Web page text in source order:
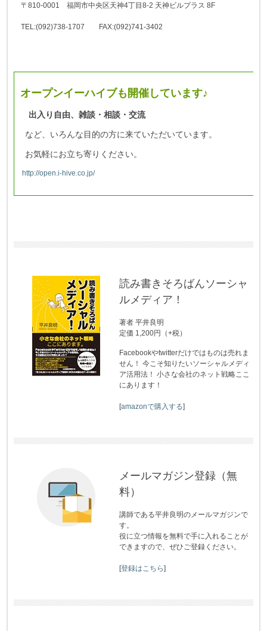
〒810-0001 福岡市中央区天神4丁目8-2 天神ビルプラス 8F
TEL:(092)738-1707 FAX:(092)741-3402
オープンイーハイブも開催しています♪
出入り自由、雑談・相談・交流
など、いろんな目的の方に来ていただいています。
お気軽にお立ち寄りください。
http://open.i-hive.co.jp/
読み書きそろばんソーシャ
ルメディア！
著者 平井良明
定価 1,200円（+税）
Facebookやtwitterだけではものは売れま
せん！ 今こそ知りたいソーシャルメディ
ア活用法！ 小さな会社のネット戦略ここ
にあります！
[amazonで購入する]
メールマガジン登録（無
料）
講師である平井良明のメールマガジンで
す。
役に立つ情報を無料で手に入れることが
できますので、ぜひご登録ください。
[登録はこちら]